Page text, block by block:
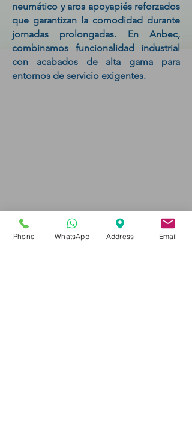
neumático y aros apoyapiés reforzados
que garantizan la comodidad durante
jornadas prolongadas. En Anbec,
combinamos funcionalidad industrial
con acabados de alta gama para
entornos de servicio exigentes.
Phone WhatsApp Address Email